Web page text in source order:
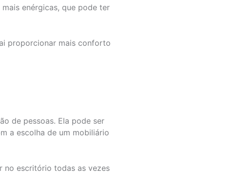
enérgicas, que pode ter
proporcionar mais conforto
de pessoas. Ela pode ser
a escolha de um mobiliário
no escritório todas as vezes